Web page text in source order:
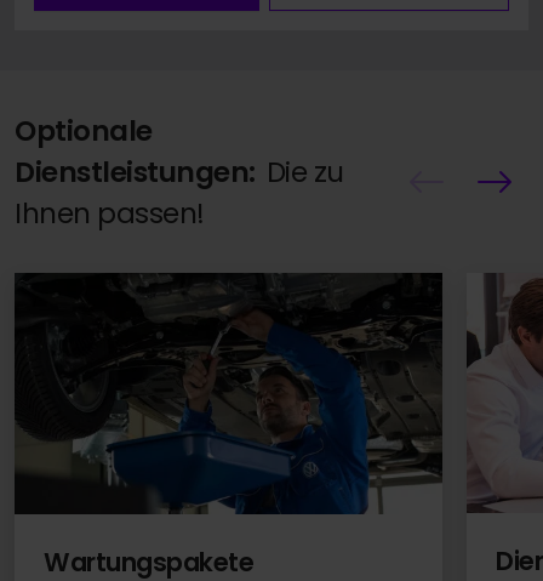
Optionale
Dienstleistungen: Die zu
Ihnen passen!
Wartungspakete